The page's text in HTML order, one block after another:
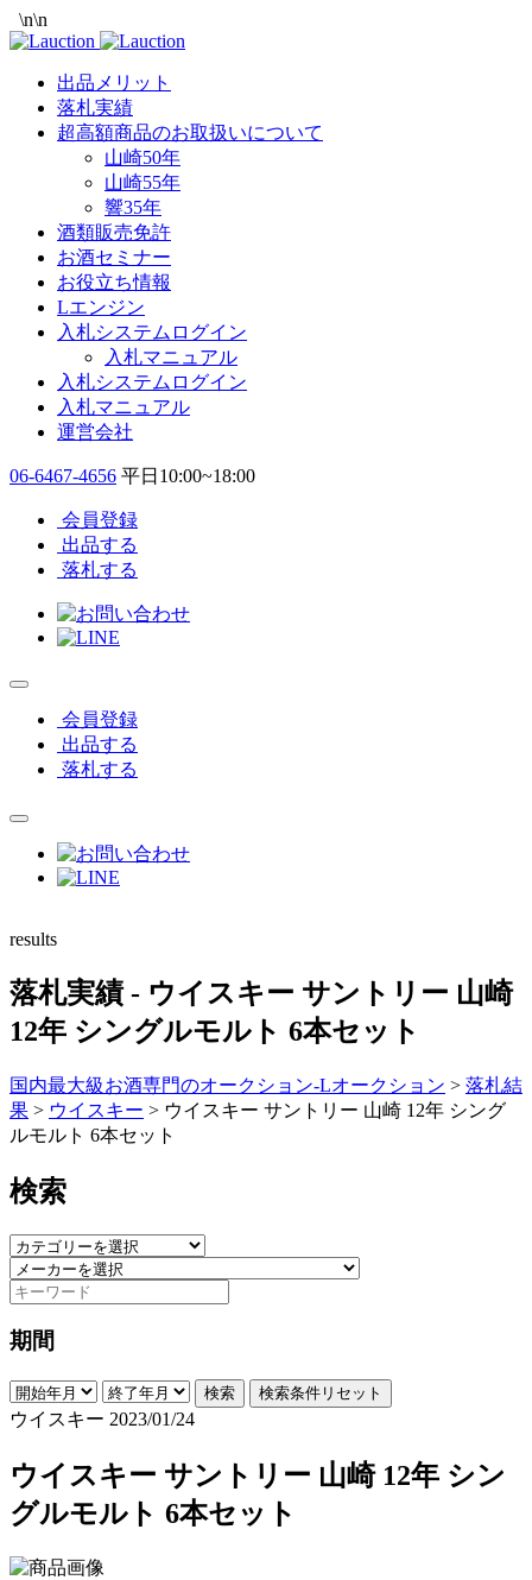
\n\n
出品メリット
落札実績
超高額商品のお取扱いについて
山崎50年
山崎55年
響35年
酒類販売免許
お酒セミナー
お役立ち情報
Lエンジン
入札システムログイン
入札マニュアル
入札システムログイン
入札マニュアル
運営会社
06-6467-4656 平日10:00~18:00
会員登録
出品する
落札する
会員登録
出品する
落札する
results
落札実績- ウイスキー サントリー 山崎
12年 シングルモルト 6本セット
国内最大級お酒専門のオークション-Lオークション > 落札結
果 > ウイスキー > ウイスキー サントリー 山崎 12年 シング
ルモルト 6本セット
検索
期間
検索 検索条件リセット
ウイスキー 2023/01/24
ウイスキー サントリー 山崎 12年 シン
グルモルト 6本セット